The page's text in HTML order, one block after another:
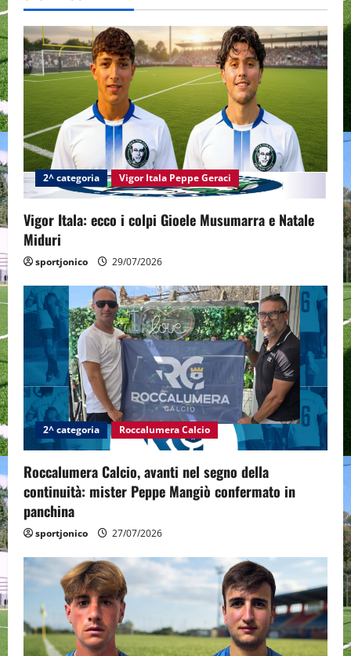
v
i
g
a
t
i
o
n
2^ categoria Vigor Itala Peppe Geraci
Vigor Itala: ecco i colpi Gioele Musumarra e Natale
Miduri
sportjonico 29/07/2026
2^ categoria Roccalumera Calcio
Roccalumera Calcio, avanti nel segno della
continuità: mister Peppe Mangiò confermato in
panchina
sportjonico 27/07/2026